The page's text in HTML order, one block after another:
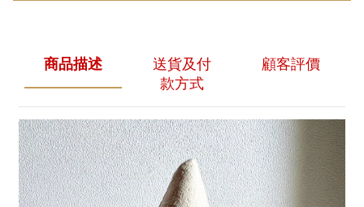
商品描述
送貨及付
款方式
顧客評價